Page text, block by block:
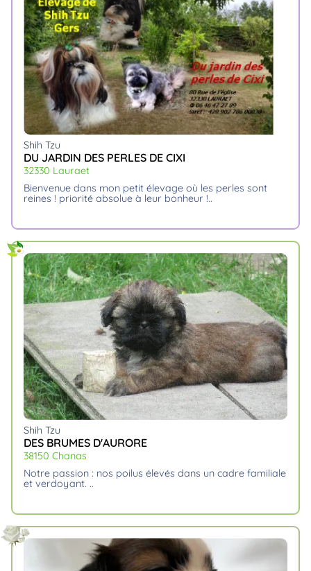
Shih Tzu
DU JARDIN DES PERLES DE CIXI
32330 Lauraet
bienvenue dans mon petit élevage où les perles sont
reines ! priorité absolue à leur bonheur !
Shih Tzu
DES BRUMES D'AURORE
38150 Chanas
notre passion : nos poilus élevés dans un cadre familiale
et verdoyant.